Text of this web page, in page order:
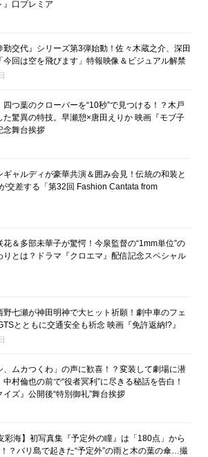
』口プレミア
勤交代』シリーズ第3弾始動！佐々木蔵之介、深田
今回は空を飛びます」特報映像＆ビジュアル解禁
四つ葉のクローバーを“10秒”で見つける！？木戸
た驚異の特技。早瀬憩×唐田えりか 映画『モブ子
念舞台挨拶
ギャルディが豪華共演＆囲み会見！伝統の和装と
交差する「第32回 Fashion Cantata from
花＆多部未華子が驚愕！今泉監督の“1mm単位”の
りとは？ドラマ『クロエマ』配信記念スペシャル
野七瀬が神田明神で大ヒット祈願！劇中車のフェ
とともに交通安全も祈念 映画『免許返納!?』
、ムカつくわ」の声に歓喜！？変装して劇場に潜
中村倫也の前で“役者冥利”に尽きる秘話を告白！
ズ』公開後“特別御礼”舞台挨拶
彩海】初写真集『予定外の瞳』は「180点」から
！？バリ島で起きた“予定外”の雨と木の葉の傘…撮